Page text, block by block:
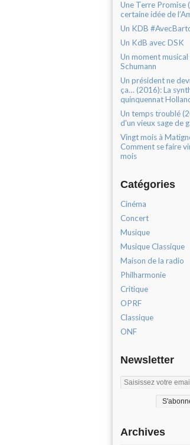
Une Terre Promise
certaine idée de
Un KDB
Un KdB avec DSK
Un moment musical
Schumann
Un président ne
ça… (2016): La
quinquennat
Un temps troublé
d'un vieux sage de
Vingt mois à
Comment se faire
mois
Catégories
Cinéma
Concert
Musique
Musique Classique
Maison de la radio
Philharmonie
Critique
OPRF
Classique
ONF
Newsletter
Archives